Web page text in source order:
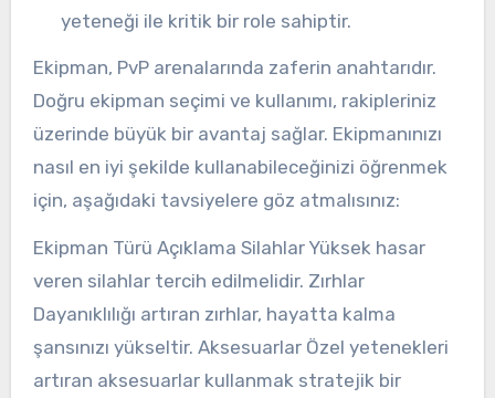
yeteneği ile kritik bir role sahiptir.
Ekipman, PvP arenalarında zaferin anahtarıdır.
Doğru ekipman seçimi ve kullanımı, rakipleriniz
üzerinde büyük bir avantaj sağlar. Ekipmanınızı
nasıl en iyi şekilde kullanabileceğinizi öğrenmek
için, aşağıdaki tavsiyelere göz atmalısınız:
Ekipman Türü Açıklama Silahlar Yüksek hasar
veren silahlar tercih edilmelidir. Zırhlar
Dayanıklılığı artıran zırhlar, hayatta kalma
şansınızı yükseltir. Aksesuarlar Özel yetenekleri
artıran aksesuarlar kullanmak stratejik bir